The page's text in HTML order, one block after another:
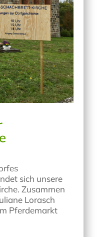
sich unsere
Zusammen
Lorasch
Pferdemarkt